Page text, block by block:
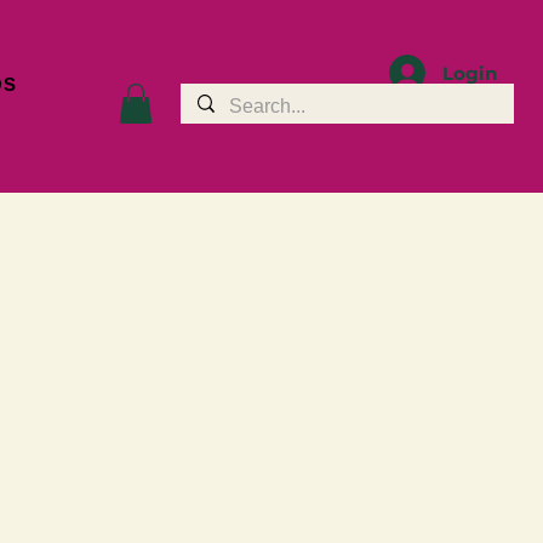
Login